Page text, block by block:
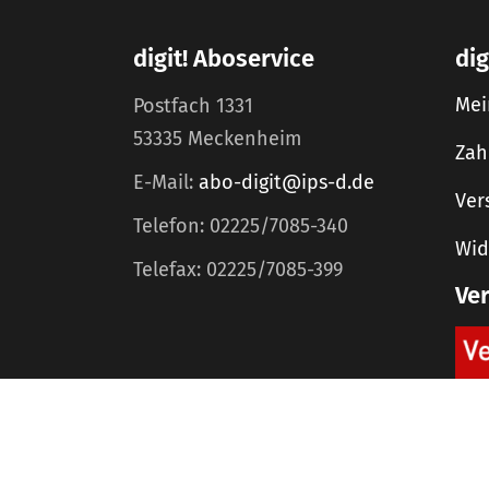
digit! Aboservice
Postfach 1331
53335 Meckenheim
E-Mail: abo-digit@ips-d.de
Telefon: 02225/7085-340
Telefax: 02225/7085-399